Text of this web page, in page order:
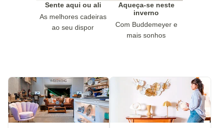
Sente aqui ou ali
As melhores cadeiras
ao seu dispor
Aqueça-se neste
inverno
Com Buddemeyer e
mais sonhos